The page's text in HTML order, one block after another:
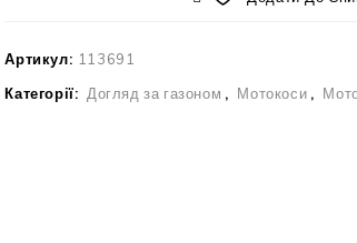
Артикул: 113691
Категорії: Догляд за газоном , Мотокоси ,